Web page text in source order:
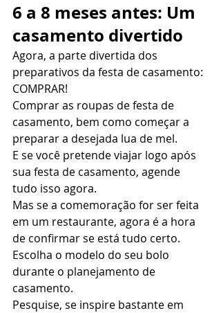
6 a 8 meses antes: Um
casamento divertido
Agora, a parte divertida dos
preparativos da festa de casamento:
COMPRAR!
Comprar as roupas de festa de
casamento, bem como começar a
preparar a desejada lua de mel.
E se você pretende viajar logo após
sua festa de casamento, agende
tudo isso agora.
Mas se a comemoração for ser feita
em um restaurante, agora é a hora
de confirmar se está tudo certo.
Escolha o modelo do seu bolo
durante o planejamento de
casamento.
Pesquise, se inspire bastante em